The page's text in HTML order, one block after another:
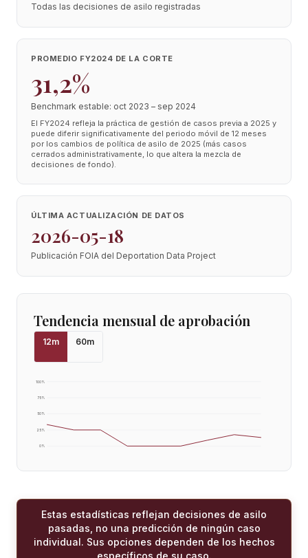
Todas las decisiones de asilo registradas
PROMEDIO FY2024 DE LA CORTE
31,2%
Benchmark estable: oct 2023 – sep 2024
El FY2024 refleja la práctica de gestión de casos previa a 2025 y
puede diferir significativamente del periodo móvil de 12 meses
por los cambios de política de asilo de 2025 (más casos
cerrados administrativamente, lo que altera la mezcla de
decisiones de fondo).
ÚLTIMA ACTUALIZACIÓN DE DATOS
2026-05-18
Publicación FOIA del Deportation Data Project
Tendencia mensual de aprobación
12m 60m
0%
25%
50%
75%
100%
Estas estadísticas reflejan decisiones de asilo
pasadas, no una predicción de ningún caso
individual. Sus opciones dependen de los hechos
específicos de su caso.